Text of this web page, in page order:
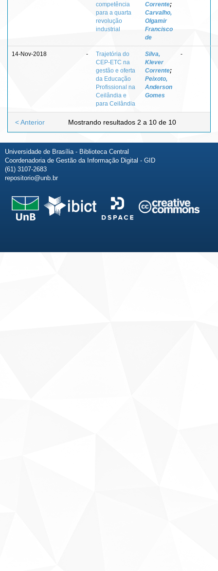
competência
para a quarta
revolução
industrial
Corrente;
Carvalho,
Olgamir
Francisco
de
14-Nov-2018 -
Trajetória do
CEP-ETC na
gestão e oferta
da Educação
Profissional na
Ceilândia e
para Ceilândia
Silva,
Klever
Corrente;
Peixoto,
Anderson
Gomes
-
Mostrando resultados 2 a 10 de 10
< Anterior
Universidade de Brasília - Biblioteca Central
Coordenadoria de Gestão da Informação Digital - GID
(61) 3107-2683
repositorio@unb.br